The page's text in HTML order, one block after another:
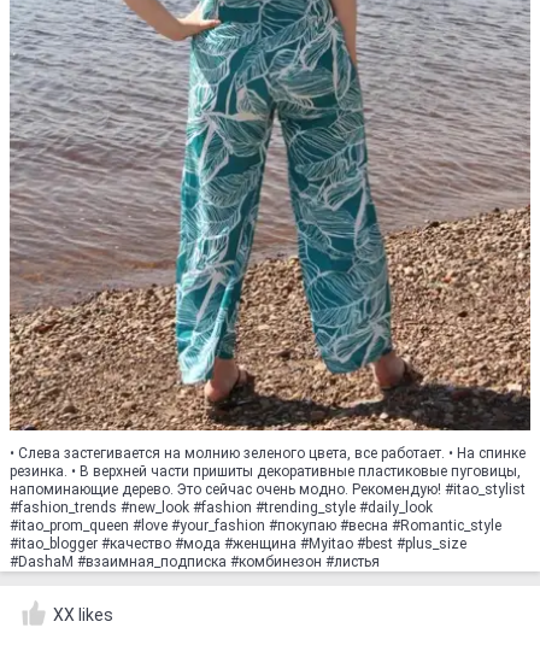
• Слева застегивается на молнию зеленого цвета, все работает. • На спинке
резинка. • В верхней части пришиты декоративные пластиковые пуговицы,
напоминающие дерево. Это сейчас очень модно. Рекомендую! #itao_stylist
#fashion_trends #new_look #fashion #trending_style #daily_look
#itao_prom_queen #love #your_fashion #покупаю #весна #Romantic_style
#itao_blogger #качество #мода #женщина #Myitao #best #plus_size
#DashaM #взаимная_подписка #комбинезон #листья
XX likes